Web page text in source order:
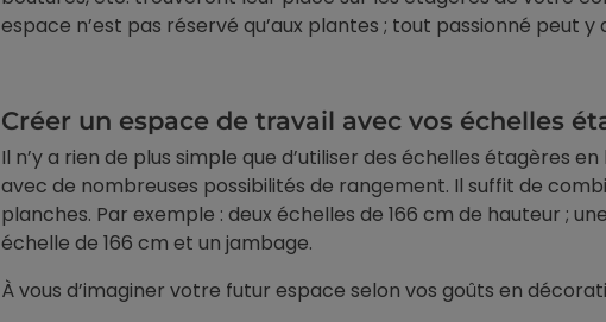
espace n’est pas réservé qu’aux plantes ; tout passionné peut
Créer un espace de travail avec vos échelles
Il n’y a rien de plus simple que d’utiliser des échelles étagères
avec de nombreuses possibilités de rangement. Il suffit de
planches. Par exemple : deux échelles de 166 cm de hauteur ;
échelle de 166 cm et un jambage.
À vous d’imaginer votre futur espace selon vos goûts en